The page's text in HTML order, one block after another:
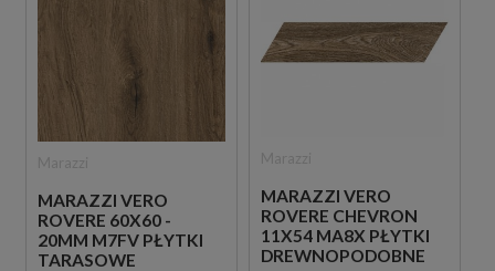
MARAZZI VERO
ROVERE 60X60 -
20MM M7FV PŁYTKI
TARASOWE
MARAZZI VERO
ROVERE CHEVRON
11X54 MA8X PŁYTKI
DREWNOPODOBNE